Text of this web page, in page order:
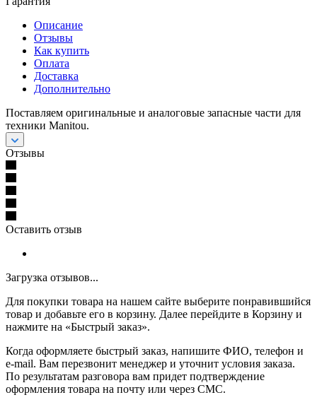
Описание
Отзывы
Как купить
Оплата
Доставка
Дополнительно
Поставляем оригинальные и аналоговые запасные части для
техники Manitou.
Отзывы
Оставить отзыв
Загрузка отзывов...
Для покупки товара на нашем сайте выберите понравившийся
товар и добавьте его в корзину. Далее перейдите в Корзину и
нажмите на «Быстрый заказ».
Когда оформляете быстрый заказ, напишите ФИО, телефон и
e-mail. Вам перезвонит менеджер и уточнит условия заказа.
По результатам разговора вам придет подтверждение
оформления товара на почту или через СМС.